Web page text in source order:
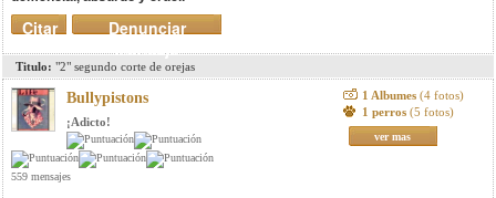
Denunciar
mensaje
Citar
Titulo: "2" segundo corte de orejas
Bullypistons
¡Adicto!
559 mensajes
1 Albumes (4 fotos)
1 perros (5 fotos)
ver mas